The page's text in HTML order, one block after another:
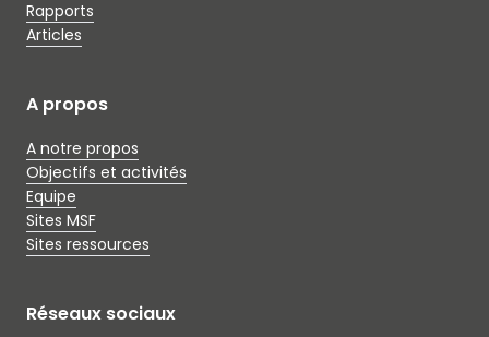
Rapports
Articles
A propos
A notre propos
Objectifs et activités
Equipe
Sites MSF
Sites ressources
Réseaux sociaux